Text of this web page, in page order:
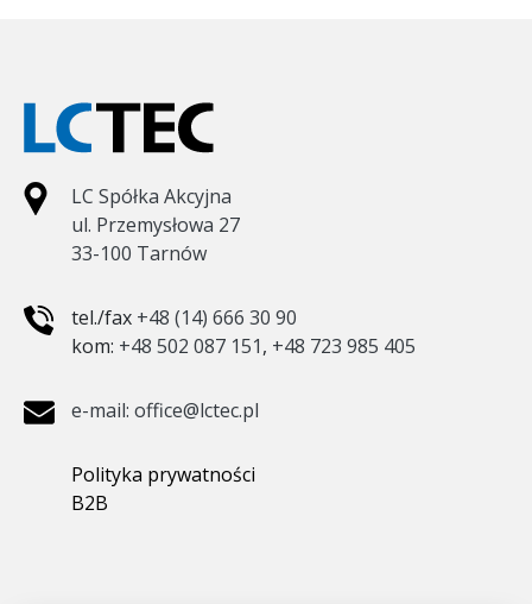
LC Spółka Akcyjna
ul. Przemysłowa 27
33-100 Tarnów
tel./fax +48 (14) 666 30 90
kom: +48 502 087 151, +48 723 985 405
e-mail: office@lctec.pl
Polityka prywatności
B2B